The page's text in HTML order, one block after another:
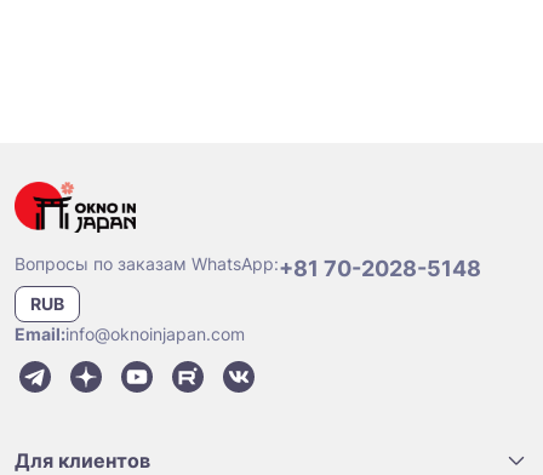
Вопросы по заказам WhatsApp:+81 70-2028-5148
RUB
Email:info@oknoinjapan.com
Для клиентов